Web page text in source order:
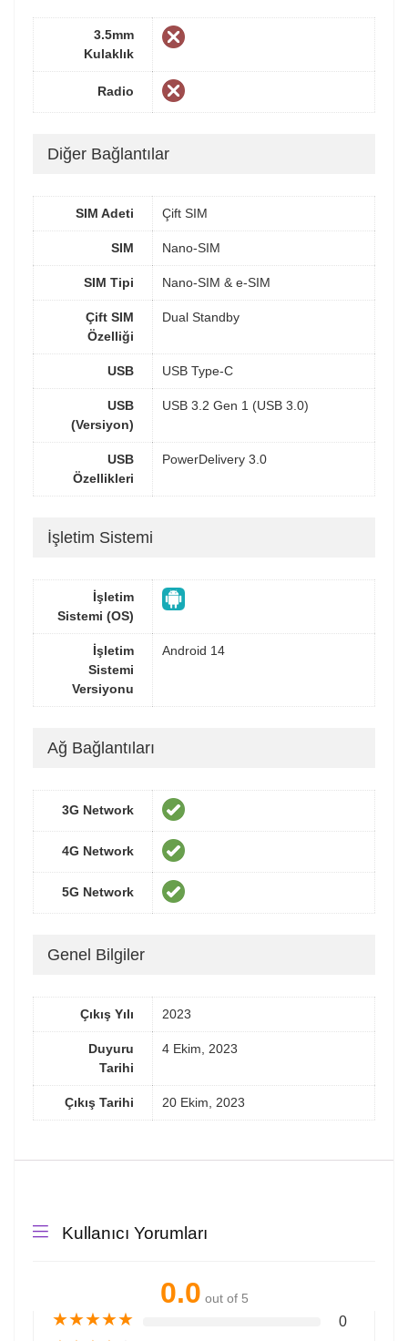
3.5mm
Kulaklık
Radio
Diğer Bağlantılar
SIM Adeti Çift SIM
SIM Nano-SIM
SIM Tipi Nano-SIM & e-SIM
Çift SIM
Özelliği
Dual Standby
USB USB Type-C
USB
(Versiyon)
USB 3.2 Gen 1 (USB 3.0)
USB
Özellikleri
PowerDelivery 3.0
İşletim Sistemi
İşletim
Sistemi (OS)
İşletim
Sistemi
Versiyonu
Android 14
Ağ Bağlantıları
3G Network
4G Network
5G Network
Genel Bilgiler
Çıkış Yılı 2023
Duyuru
Tarihi
4 Ekim, 2023
Çıkış Tarihi 20 Ekim, 2023
Kullanıcı Yorumları
0.0 out of 5
★★★★★ 0